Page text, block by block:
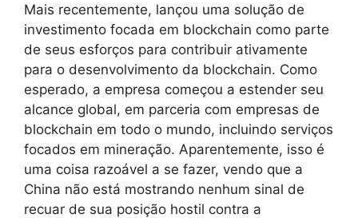
Mais recentemente, lançou uma solução de
investimento focada em blockchain como parte
de seus esforços para contribuir ativamente
para o desenvolvimento da blockchain. Como
esperado, a empresa começou a estender seu
alcance global, em parceria com empresas de
blockchain em todo o mundo, incluindo serviços
focados em mineração. Aparentemente, isso é
uma coisa razoável a se fazer, vendo que a
China não está mostrando nenhum sinal de
recuar de sua posição hostil contra a